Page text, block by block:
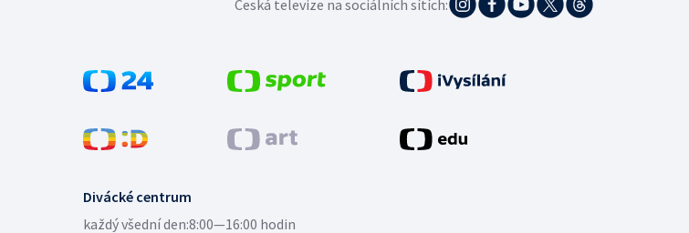
Divácké centrum
každý všední den:8:00—16:00 hodin
Česká televize na sociálních sítích: